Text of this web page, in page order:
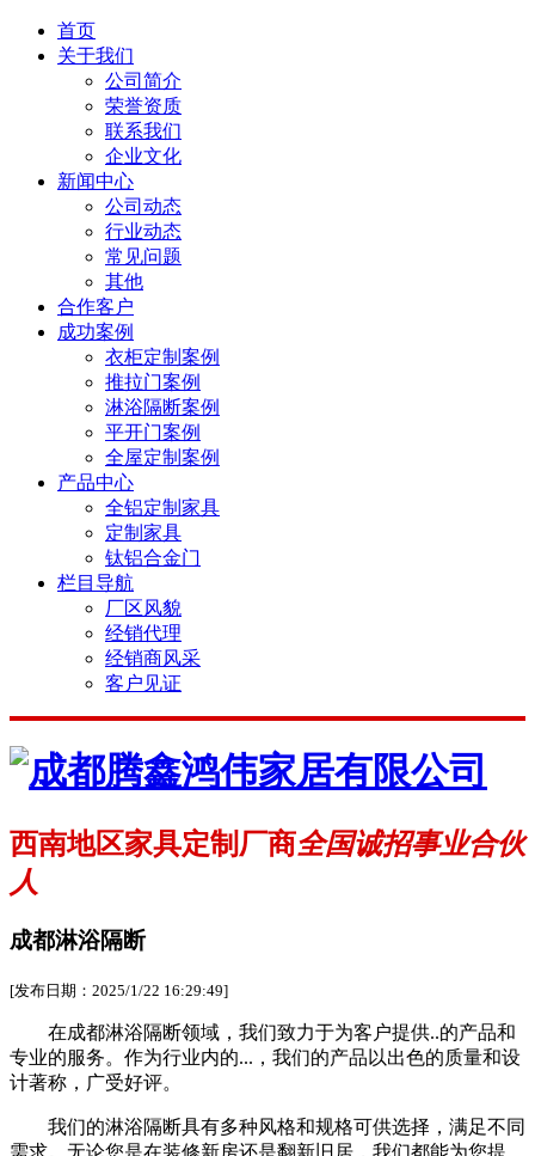
首页
关于我们
公司简介
荣誉资质
联系我们
企业文化
新闻中心
公司动态
行业动态
常见问题
其他
合作客户
成功案例
衣柜定制案例
推拉门案例
淋浴隔断案例
平开门案例
全屋定制案例
产品中心
全铝定制家具
定制家具
钛铝合金门
栏目导航
厂区风貌
经销代理
经销商风采
客户见证
西南地区家具定制厂商全国诚招事业合伙
人
成都淋浴隔断
[发布日期：2025/1/22 16:29:49]
在成都淋浴隔断领域，我们致力于为客户提供..的产品和
专业的服务。作为行业内的...，我们的产品以出色的质量和设
计著称，广受好评。
我们的淋浴隔断具有多种风格和规格可供选择，满足不同
需求。无论您是在装修新房还是翻新旧居，我们都能为您提